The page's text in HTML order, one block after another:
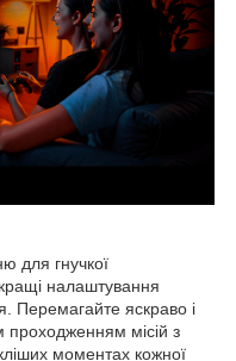
для гнучкої
налаштування
Перемагайте яскраво і
проходженням місій з
моментах кожної